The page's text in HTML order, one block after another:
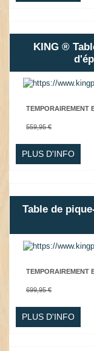
KING ®
TEMPORAIREMENT
559,95 €
PLUS D'INFO
Table de
TEMPORAIREMENT
699,95 €
PLUS D'INFO